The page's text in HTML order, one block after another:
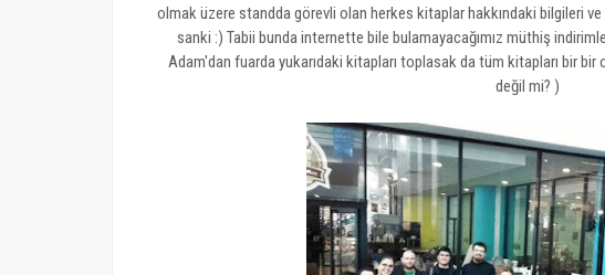
olmak üzere standda görevli olan herkes kitaplar hakkındaki bilgileri
sanki :) Tabii bunda internette bile bulamayacağımız müthiş
Adam'dan fuarda yukarıdaki kitapları toplasak da tüm kitapları bir bir
değil mi? )